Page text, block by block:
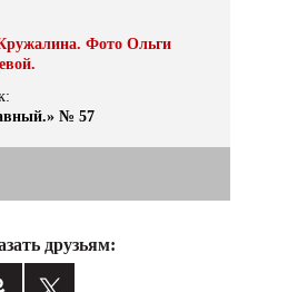
Фото Ольги
№ 57
друзьям: